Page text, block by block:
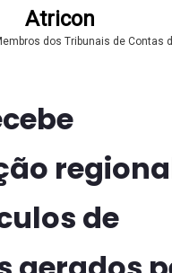
Atricon
dos Tribunais de Contas
de